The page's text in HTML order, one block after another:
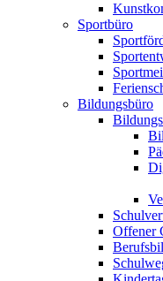
Sportbüro
Bildungsbüro
Offener